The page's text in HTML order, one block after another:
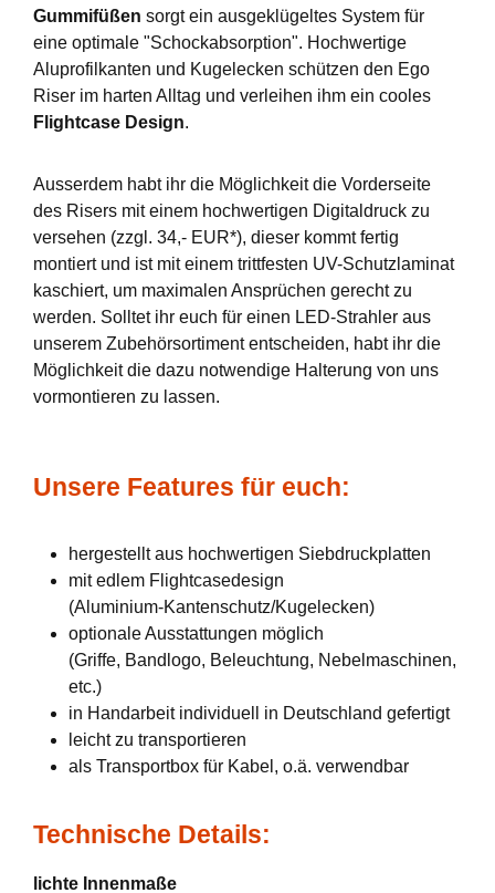
Gummifüßen sorgt ein ausgeklügeltes System für
eine optimale "Schockabsorption". Hochwertige
Aluprofilkanten und Kugelecken schützen den Ego
Riser im harten Alltag und verleihen ihm ein cooles
Flightcase Design.
Ausserdem habt ihr die Möglichkeit die Vorderseite
des Risers mit einem hochwertigen Digitaldruck zu
versehen (zzgl. 34,- EUR*), dieser kommt fertig
montiert und ist mit einem trittfesten UV-Schutzlaminat
kaschiert, um maximalen Ansprüchen gerecht zu
werden. Solltet ihr euch für einen LED-Strahler aus
unserem Zubehörsortiment entscheiden, habt ihr die
Möglichkeit die dazu notwendige Halterung von uns
vormontieren zu lassen.
Unsere Features für euch:
hergestellt aus hochwertigen Siebdruckplatten
mit edlem Flightcasedesign
(Aluminium-Kantenschutz/Kugelecken)
optionale Ausstattungen möglich
(Griffe, Bandlogo, Beleuchtung, Nebelmaschinen,
etc.)
in Handarbeit individuell in Deutschland gefertigt
leicht zu transportieren
als Transportbox für Kabel, o.ä. verwendbar
Technische Details:
lichte Innenmaße